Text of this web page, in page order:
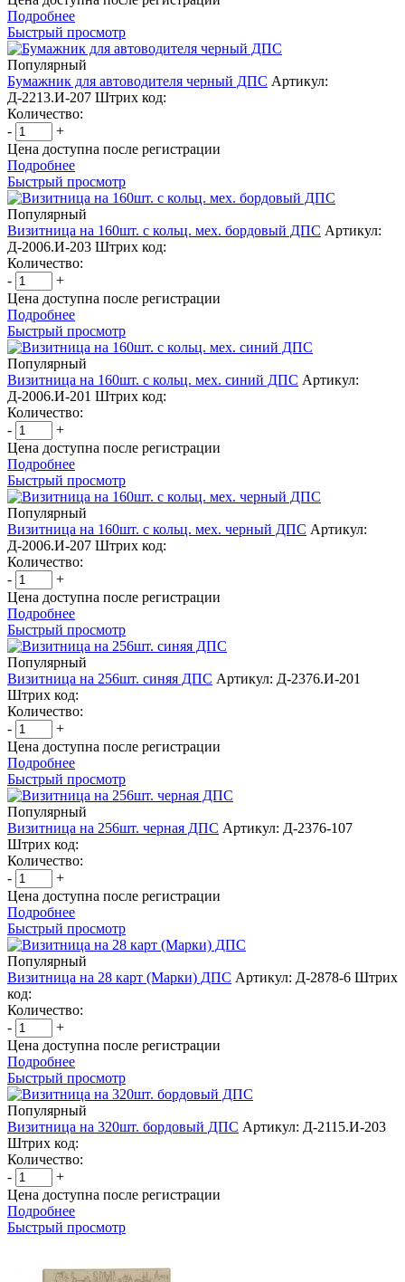
Подробнее
Быстрый просмотр
Популярный
Бумажник для автоводителя черный ДПС Артикул:
Д-2213.И-207 Штрих код:
Количество:
-
+
Цена доступна после регистрации
Подробнее
Быстрый просмотр
Популярный
Визитница на 160шт. с кольц. мех. бордовый ДПС Артикул:
Д-2006.И-203 Штрих код:
Количество:
-
+
Цена доступна после регистрации
Подробнее
Быстрый просмотр
Популярный
Визитница на 160шт. с кольц. мех. синий ДПС Артикул:
Д-2006.И-201 Штрих код:
Количество:
-
+
Цена доступна после регистрации
Подробнее
Быстрый просмотр
Популярный
Визитница на 160шт. с кольц. мех. черный ДПС Артикул:
Д-2006.И-207 Штрих код:
Количество:
-
+
Цена доступна после регистрации
Подробнее
Быстрый просмотр
Популярный
Визитница на 256шт. синяя ДПС Артикул: Д-2376.И-201
Штрих код:
Количество:
-
+
Цена доступна после регистрации
Подробнее
Быстрый просмотр
Популярный
Визитница на 256шт. черная ДПС Артикул: Д-2376-107
Штрих код:
Количество:
-
+
Цена доступна после регистрации
Подробнее
Быстрый просмотр
Популярный
Визитница на 28 карт (Марки) ДПС Артикул: Д-2878-6 Штрих
код:
Количество:
-
+
Цена доступна после регистрации
Подробнее
Быстрый просмотр
Популярный
Визитница на 320шт. бордовый ДПС Артикул: Д-2115.И-203
Штрих код:
Количество:
-
+
Цена доступна после регистрации
Подробнее
Быстрый просмотр